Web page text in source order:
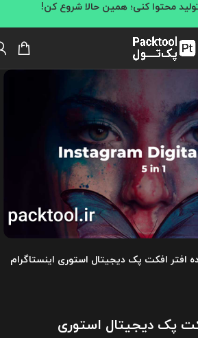
محتوا کنی؛ همین حالا شروع کن!
افتر افکت پک دیجیتال استوری اینستاگرام
پک دیجیتال استوری